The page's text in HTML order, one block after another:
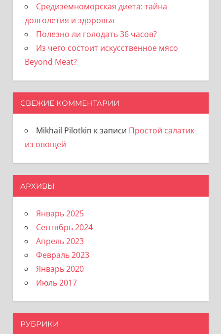
Средиземноморская диета: тайна
долголетия и здоровья
Полезно ли голодать 36 часов?
Из чего состоит искусственное мясо
Beyond Meat?
СВЕЖИЕ КОММЕНТАРИИ
Mikhail Pilotkin к записи Простой салатик
из овощей
АРХИВЫ
Январь 2025
Сентябрь 2024
Апрель 2023
Февраль 2023
Январь 2020
Июль 2017
РУБРИКИ